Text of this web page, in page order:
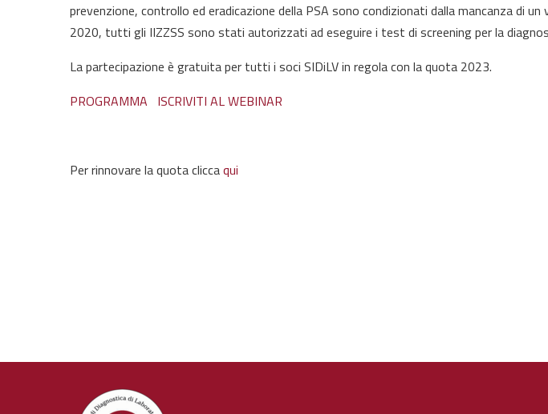
prevenzione, controllo ed eradicazione della PSA sono condizionati dalla mancanza di
2020, tutti gli IIZZSS sono stati autorizzati ad eseguire i test di screening per la
La partecipazione è gratuita per tutti i soci SIDiLV in regola con la quota 2023.
PROGRAMMA ISCRIVITI AL WEBINAR
Per rinnovare la quota cliccaqui